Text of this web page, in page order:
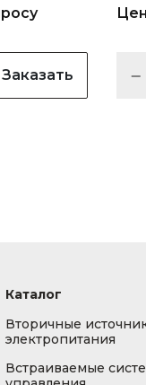
Заказать
Каталог
Вторичные
электропитания
Встраиваемые